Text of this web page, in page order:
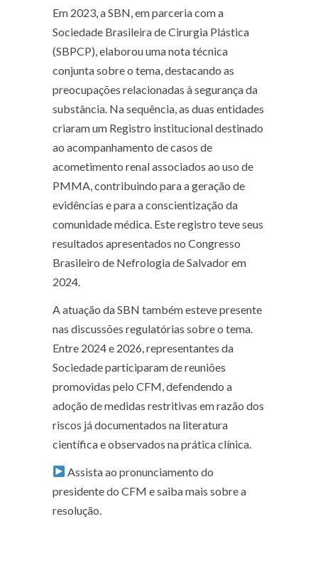
Em 2023, a SBN, em parceria com a
Sociedade Brasileira de Cirurgia Plástica
(SBPCP), elaborou uma nota técnica
conjunta sobre o tema, destacando as
preocupações relacionadas à segurança da
substância. Na sequência, as duas entidades
criaram um Registro institucional destinado
ao acompanhamento de casos de
acometimento renal associados ao uso de
PMMA, contribuindo para a geração de
evidências e para a conscientização da
comunidade médica. Este registro teve seus
resultados apresentados no Congresso
Brasileiro de Nefrologia de Salvador em
2024.
A atuação da SBN também esteve presente
nas discussões regulatórias sobre o tema.
Entre 2024 e 2026, representantes da
Sociedade participaram de reuniões
promovidas pelo CFM, defendendo a
adoção de medidas restritivas em razão dos
riscos já documentados na literatura
científica e observados na prática clínica.
Assista ao pronunciamento do
presidente do CFM e saiba mais sobre a
resolução.